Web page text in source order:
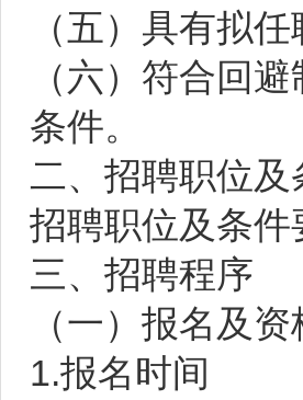
（五）具有拟
（六）符合回
条件。
二、招聘职位及
招聘职位及条
三、招聘程序
（一）报名及
1.报名时间